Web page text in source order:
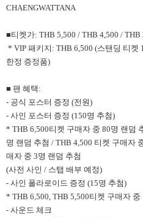
CHAENGWATTANA
■티켓가: THB 5,500 / THB 4,500 / THB
* VIP 패키지: THB 6,500 (스탠딩 티켓
한정 증정품)
■ 팬 혜택:
- 공식 포스터 증정 (전원)
- 사인 포스터 증정 (150명 추첨)
* THB 6,500티켓 구매자 중 80명 랜덤
명 랜덤 추첨 / THB 4,500 티켓 구매자
매자 중 3명 랜덤 추첨
(사전 사인 / 스탭 배부 예정)
- 사인 폴라로이드 증정 (15명 추첨)
* THB 6,500, THB 5,500티켓 구매자 중
- 사운드 체크